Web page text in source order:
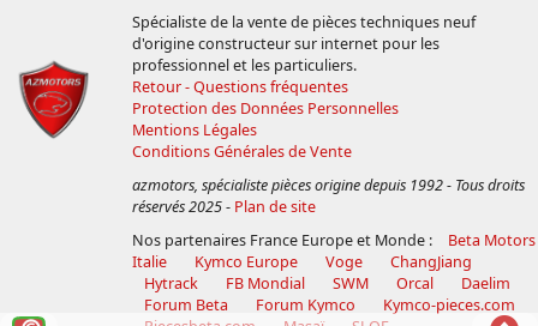
Spécialiste de la vente de pièces techniques neuf
d'origine constructeur sur internet pour les
professionnel et les particuliers.
Retour - Questions fréquentes
Protection des Données Personnelles
Mentions Légales
Conditions Générales de Vente
azmotors, spécialiste pièces origine depuis 1992 - Tous droits
réservés 2025- Plan de site
Nos partenaires France Europe et Monde :
Beta Motors
Italie
Kymco Europe Voge
ChangJiang
Hytrack
FB Mondial SWM Orcal
Daelim
Forum Beta
Forum Kymco
Kymco-pieces.com